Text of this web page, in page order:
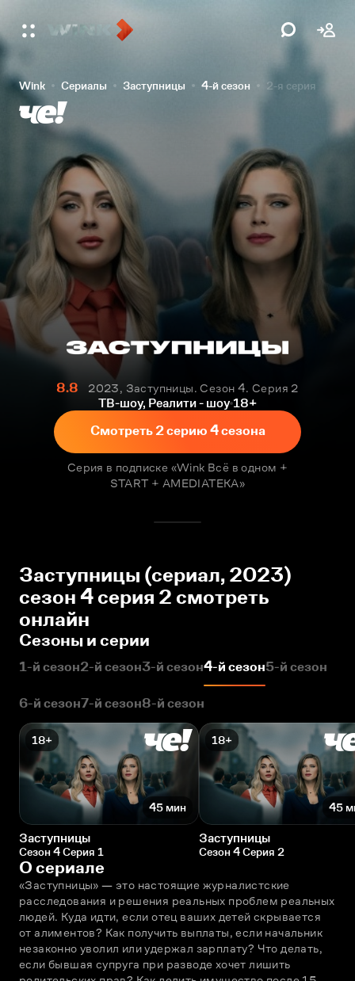
Wink Сериалы Заступницы 4-й сезон 2-я серия
8.8
2023, Заступницы. Сезон 4. Серия 2
ТВ-шоу, Реалити - шоу 18+
Смотреть 2 серию 4 сезона
Серия в подписке «Wink Всё в одном +
START + AMEDIATEKA»
Заступницы (сериал, 2023)
сезон 4 серия 2 смотреть
онлайн
Сезоны и серии
1-й сезон2-й сезон3-й сезон4-й сезон5-й сезон
6-й сезон7-й сезон8-й сезон
18+
45 мин
Заступницы
Сезон 4 Серия 1
18+
45
Заступницы
Сезон 4 Серия 2
О сериале
«Заступницы» — это настоящие журналистские
расследования и решения реальных проблем реальных
людей. Куда идти, если отец ваших детей скрывается
от алиментов? Как получить выплаты, если начальник
незаконно уволил или удержал зарплату? Что делать,
если бывшая супруга при разводе хочет лишить